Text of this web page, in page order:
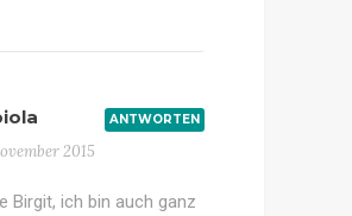
2015
ANTWORTEN
Birgit, ich bin auch ganz